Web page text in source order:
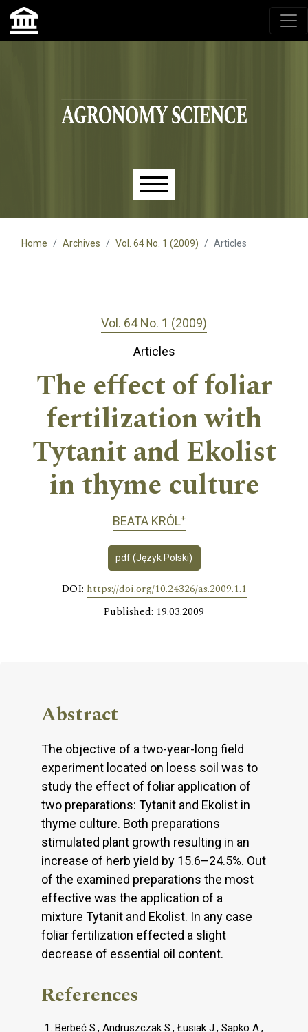
Agronomy Science, przyrodniczy lublin, czasopisma up,
czasopisma uniwersytet przyrodniczy lublin
Skip to main navigation menu
Skip to main content
Skip to site footer
Main menu
Home Archives Vol. 64 No. 1 (2009) Articles
Vol. 64 No. 1 (2009)
Articles
The effect of foliar
fertilization with
Tytanit and Ekolist
in thyme culture
BEATA KRÓL+
pdf (Język Polski)
DOI: https://doi.org/10.24326/as.2009.1.1
Published: 19.03.2009
Abstract
The objective of a two-year-long field
experiment located on loess soil was to
study the effect of foliar application of
two preparations: Tytanit and Ekolist in
thyme culture. Both preparations
stimulated plant growth resulting in an
increase of herb yield by 15.6–24.5%. Out
of the examined preparations the most
effective was the application of a
mixture Tytanit and Ekolist. In any case
foliar fertilization effected a slight
decrease of essential oil content.
References
Berbeć S., Andruszczak S., Łusiak J., Sapko A.,